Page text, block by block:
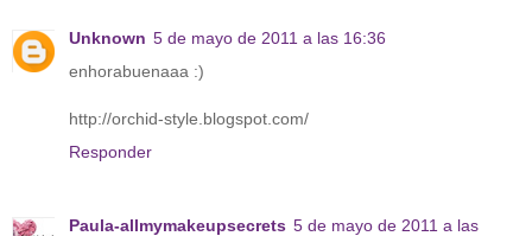
Unknown 5 de mayo de 2011 a las 16:36
enhorabuenaaa :)
http://orchid-style.blogspot.com/
Responder
Paula-allmymakeupsecrets 5 de mayo de 2011 a las